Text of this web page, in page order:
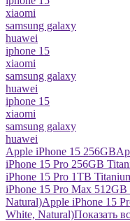
xiaomi
samsung galaxy
huawei
iphone 15
xiaomi
samsung galaxy
huawei
iphone 15
xiaomi
samsung galaxy
huawei
Apple iPhone 15 256GB
iPhone 15 Pro 256GB
iPhone 15 Pro 1TB
iPhone 15 Pro Max
Natural)Apple iPhone 15
White, Natural)Показать